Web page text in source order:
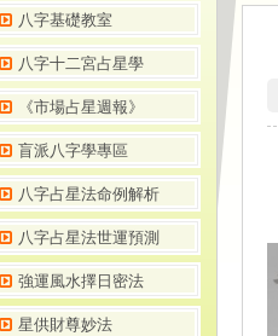
八字基礎教室
八字十二宮占星學
《市場占星週報》
盲派八字學專區
八字占星法命例解析
八字占星法世運預測
強運風水擇日密法
星供財尊妙法